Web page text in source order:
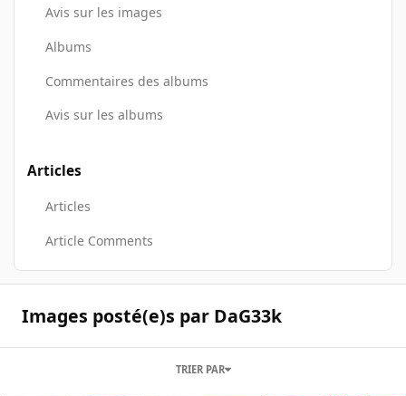
Avis sur les images
Albums
Commentaires des albums
Avis sur les albums
Articles
Articles
Article Comments
Images posté(e)s par DaG33k
TRIER PAR